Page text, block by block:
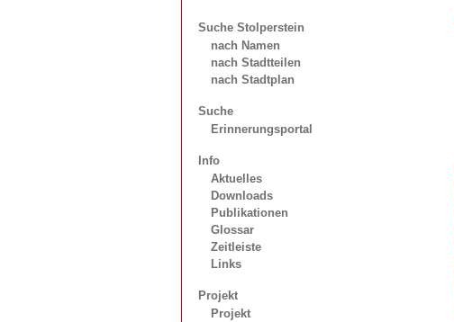
Suche Stolperstein
nach Namen
nach Stadtteilen
nach Stadtplan
Suche
Erinnerungsportal
Info
Aktuelles
Downloads
Publikationen
Glossar
Zeitleiste
Links
Projekt
Projekt